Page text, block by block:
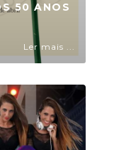
50 ANOS
Ler mais ...